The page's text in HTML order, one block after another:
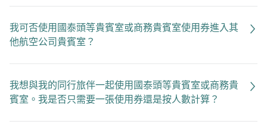
我可否使用國泰頭等貴賓室或商務貴賓室使用券進入其
他航空公司貴賓室？
我想與我的同行旅伴一起使用國泰頭等貴賓室或商務貴
賓室。我是否只需要一張使用券還是按人數計算？